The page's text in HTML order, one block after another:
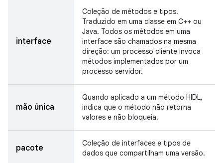
interface
Coleção de métodos e tipos.
Traduzido em uma classe em C++ ou
Java. Todos os métodos em uma
interface são chamados na mesma
direção: um processo cliente invoca
métodos implementados por um
processo servidor.
mão única
Quando aplicado a um método HIDL,
indica que o método não retorna
valores e não bloqueia.
pacote
Coleção de interfaces e tipos de
dados que compartilham uma versão.